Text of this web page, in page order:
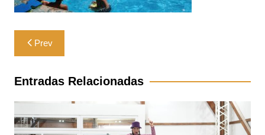
Navegación
de
entradas
Prev
Entradas Relacionadas